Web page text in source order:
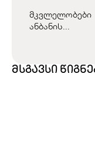
მკვლელობები
ანბანის...
მსგავსი